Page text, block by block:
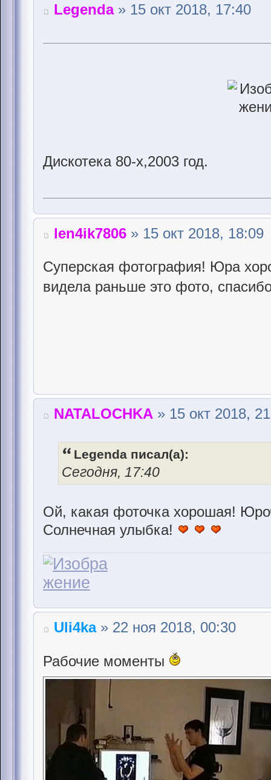
Legenda» 15 окт 2018, 17:40
Дискотека 80-х,2003 год.
len4ik7806 » 15 окт 2018, 18:09
Суперская фотография! Юра
видела раньше это фото,
NATALOCHKA » 15 окт 2018,
Legenda писал(а):
Сегодня, 17:40
Ой, какая фоточка хорошая!
Солнечная улыбка!
Uli4ka» 22 ноя 2018, 00:30
Рабочие моменты